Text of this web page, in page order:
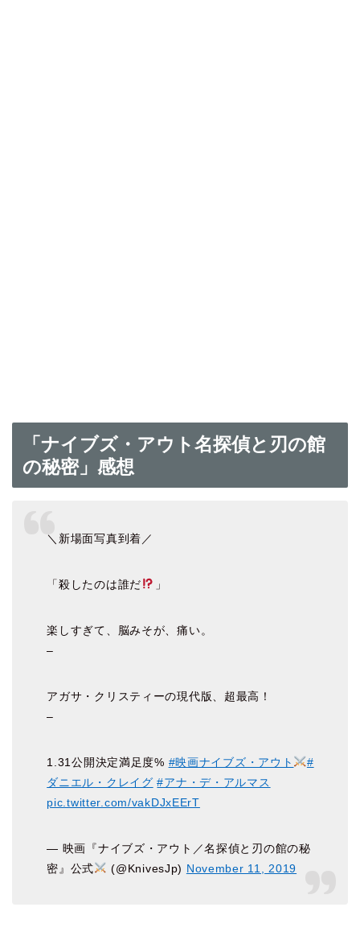
「ナイブズ・アウト名探偵と刃の館
の秘密」感想
＼新場面写真到着／
「殺したのは誰だ 」
楽しすぎて、脳みそが、痛い。
–
アガサ・クリスティーの現代版、超最高！
–
1.31公開決定満足度% #映画ナイブズ・アウト
#
ダニエル・クレイグ #アナ・デ・アルマス
pic.twitter.com/vakDJxEErT
— 映画『ナイブズ・アウト／名探偵と刃の館の秘
密』公式
(@KnivesJp) November 11, 2019